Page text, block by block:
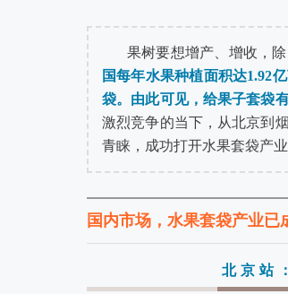
果树要想增产、增收，
国每年水果种植面积达1.92
袋。由此可见，给果子套袋
激烈竞争的当下，从北京到
青睐，成功打开水果套袋产
国内市场，水果套袋产业已
北京站